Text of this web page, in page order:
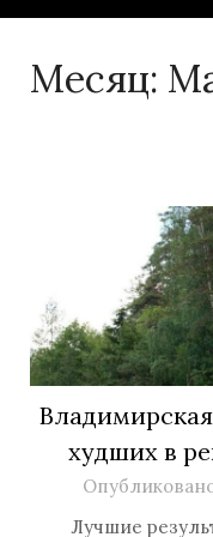
Месяц:
худших в
Лучшие